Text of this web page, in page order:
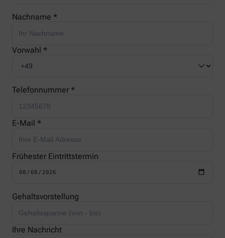
Nachname *
Vorwahl *
Telefonnummer *
E-Mail *
Frühester Eintrittstermin
Gehaltsvorstellung
Ihre Nachricht